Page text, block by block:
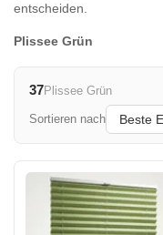
entscheiden.
Plissee Grün
37Plissee Grün
Sortieren nach